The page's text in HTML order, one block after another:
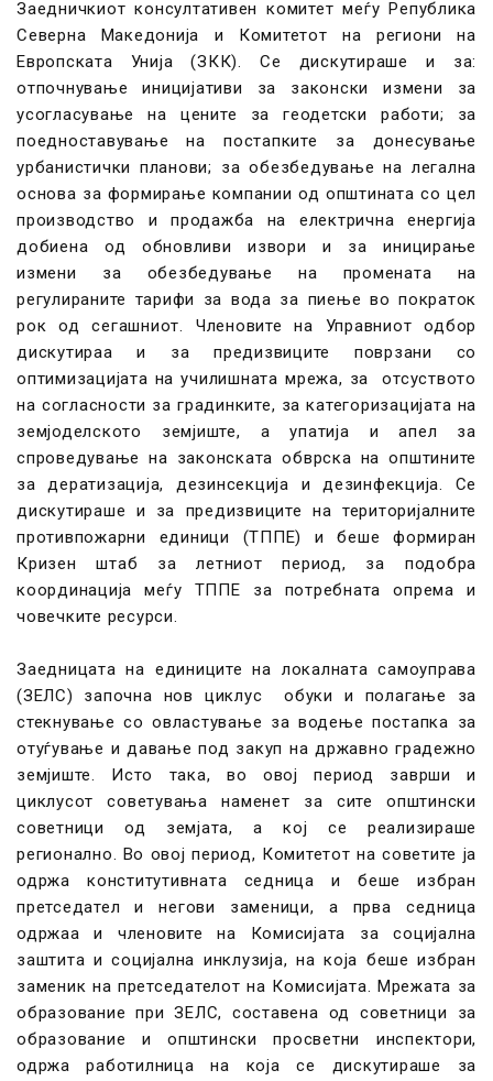
Заедничкиот консултативен комитет меѓу Република
Северна Македонија и Комитетот на региони на
Европската Унија (ЗКК). Се дискутираше и за:
отпочнување иницијативи за законски измени за
усогласување на цените за геодетски работи; за
поедноставување на постапките за донесување
урбанистички планови; за обезбедување на легална
основа за формирање компании од општината со цел
производство и продажба на електрична енергија
добиена од обновливи извори и за иницирање
измени за обезбедување на промената на
регулираните тарифи за вода за пиење во пократок
рок од сегашниот. Членовите на Управниот одбор
дискутираа и за предизвиците поврзани со
оптимизацијата на училишната мрежа, за отсуството
на согласности за градинките, за категоризацијата на
земјоделското земјиште, а упатија и апел за
спроведување на законската обврска на општините
за дератизација, дезинсекција и дезинфекција. Се
дискутираше и за предизвиците на територијалните
противпожарни единици (ТППЕ) и беше формиран
Кризен штаб за летниот период, за подобра
координација меѓу ТППЕ за потребната опрема и
човечките ресурси.
Заедницата на единиците на локалната самоуправа
(ЗЕЛС) започна нов циклус обуки и полагање за
стекнување со овластување за водење постапка за
отуѓување и давање под закуп на државно градежно
земјиште. Исто така, во овој период заврши и
циклусот советувања наменет за сите општински
советници од земјата, а кој се реализираше
регионално. Во овој период, Комитетот на советите ја
одржа конститутивната седница и беше избран
претседател и негови заменици, а прва седница
одржаа и членовите на Комисијата за социјална
заштита и социјална инклузија, на која беше избран
заменик на претседателот на Комисијата. Мрежата за
образование при ЗЕЛС, составена од советници за
образование и општински просветни инспектори,
одржа работилница на која се дискутираше за